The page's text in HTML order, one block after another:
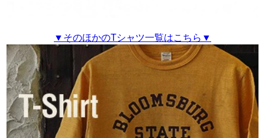
▼そのほかのTシャツ一覧はこちら▼